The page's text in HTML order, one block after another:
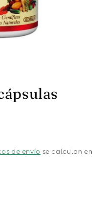
de envío se calculan en